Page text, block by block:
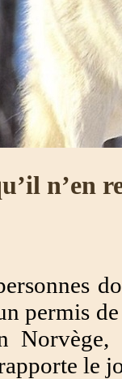
n’en
permis
le